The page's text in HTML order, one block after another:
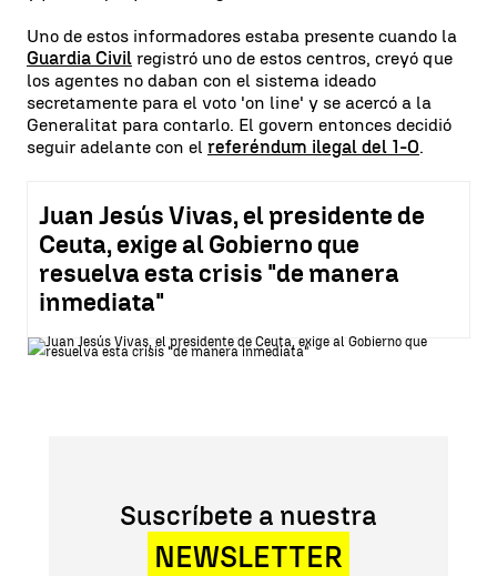
Uno de estos informadores estaba presente cuando la
Guardia Civil registró uno de estos centros, creyó que
los agentes no daban con el sistema ideado
secretamente para el voto 'on line' y se acercó a la
Generalitat para contarlo. El govern entonces decidió
seguir adelante con el referéndum ilegal del 1-O.
Juan Jesús Vivas, el presidente de
Ceuta, exige al Gobierno que
resuelva esta crisis "de manera
inmediata"
Suscríbete a nuestra
NEWSLETTER